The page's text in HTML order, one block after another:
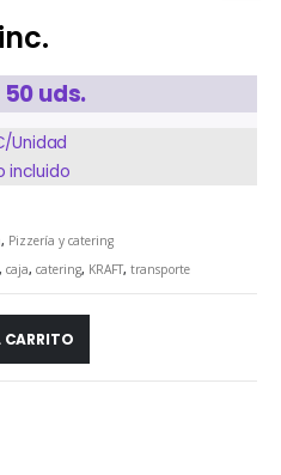
uds.
Unidad
incluido
, Pizzería y catering
, caja, catering, KRAFT, transporte
CARRITO